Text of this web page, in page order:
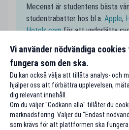
Mecenat är studentens bästa
studentrabatter hos bl.a.Apple,
Hotels.comför att underlätta
längre.
Vi använder nödvändiga
fungera som den ska.
Du kan också välja att tillåta analys- och
hjälper oss att förbättra upplevelsen,
dig relevant innehåll.
Om du väljer "Godkänn alla" tillåter du
marknadsföring. Väljer du "Endast
som krävs för att plattformen ska